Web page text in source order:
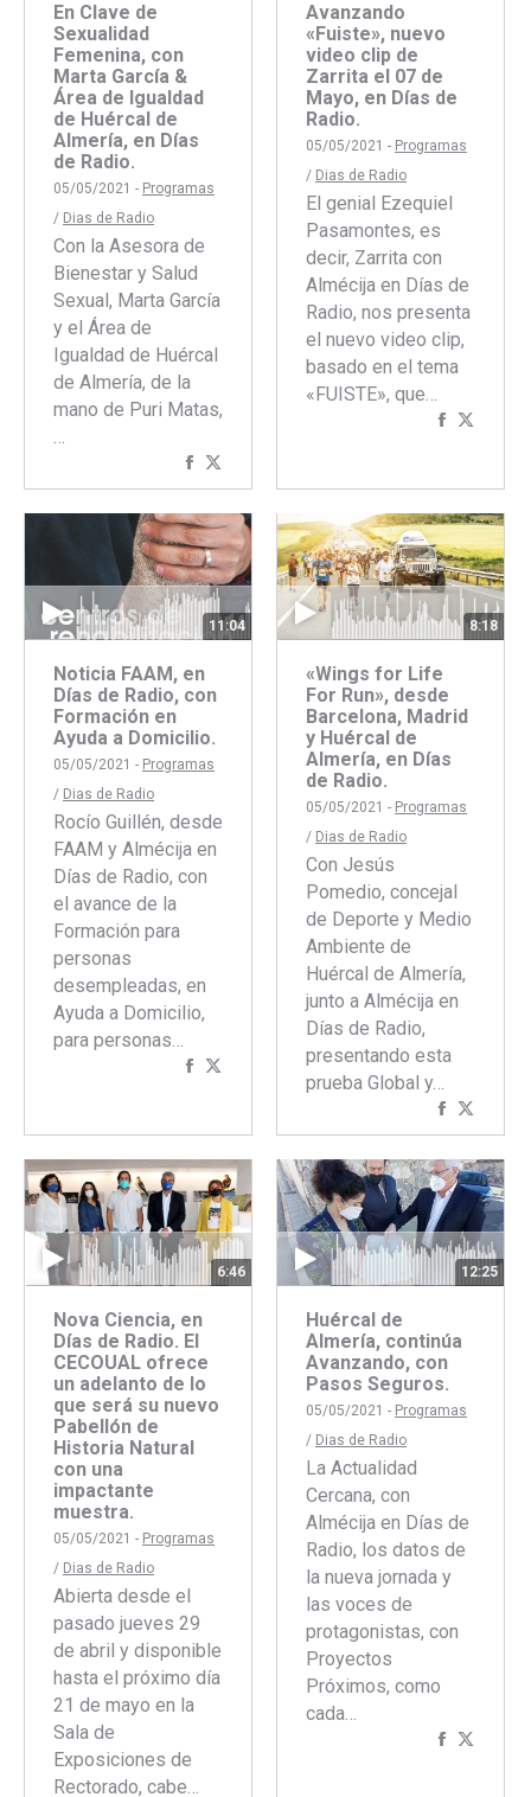
En Clave de
Sexualidad
Femenina, con
Marta García &
Área de Igualdad
de Huércal de
Almería, en Días
de Radio.
05/05/2021 - Programas
/ Dias de Radio
Con la Asesora de
Bienestar y Salud
Sexual, Marta García
y el Área de
Igualdad de Huércal
de Almería, de la
mano de Puri Matas,
…
Compartir
con
Facebook
con
Twitter
Avanzando
«Fuiste», nuevo
video clip de
Zarrita el 07 de
Mayo, en Días de
Radio.
05/05/2021 - Programas
/ Dias de Radio
El genial Ezequiel
Pasamontes, es
decir, Zarrita con
Almécija en Días de
Radio, nos presenta
el nuevo video clip,
basado en el tema
«FUISTE», que…
Compartir
11:04
Noticia FAAM, en
Días de Radio, con
Formación en
Ayuda a Domicilio.
05/05/2021 - Programas
/ Dias de Radio
Rocío Guillén, desde
FAAM y Almécija en
Días de Radio, con
el avance de la
Formación para
personas
desempleadas, en
Ayuda a Domicilio,
para personas…
Compartir
8:18
«Wings for Life
For Run», desde
Barcelona, Madrid
y Huércal de
Almería, en Días
de Radio.
05/05/2021 - Programas
/ Dias de Radio
Con Jesús
Pomedio, concejal
de Deporte y Medio
Ambiente de
Huércal de Almería,
junto a Almécija en
Días de Radio,
presentando esta
prueba Global y…
Compartir
concon
6:46
Nova Ciencia, en
Días de Radio. El
CECOUAL ofrece
un adelanto de lo
que será su nuevo
Pabellón de
Historia Natural
con una
impactante
muestra.
05/05/2021 - Programas
/ Dias de Radio
Abierta desde el
pasado jueves 29
de abril y disponible
hasta el próximo día
21 de mayo en la
Sala de
Exposiciones de
Rectorado, cabe…
12:25
Huércal de
Almería, continúa
Avanzando, con
Pasos Seguros.
05/05/2021 - Programas
/ Dias de Radio
La Actualidad
Cercana, con
Almécija en Días de
Radio, los datos de
la nueva jornada y
las voces de
protagonistas, con
Proyectos
Próximos, como
cada…
Compartir